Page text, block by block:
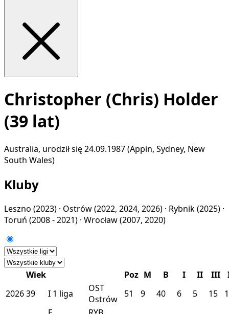
Christopher (Chris) Holder
(39 lat)
Australia, urodził się 24.09.1987 (Appin, Sydney, New
South Wales)
Kluby
Leszno (2023) · Ostrów(2022, 2024, 2026) · Rybnik(2025) ·
Toruń (2008 - 2021) · Wrocław(2007, 2020)
Wiek Poz M B I II III
202639 I 1 liga
OST
Ostrów
51 9 40 6 5 15